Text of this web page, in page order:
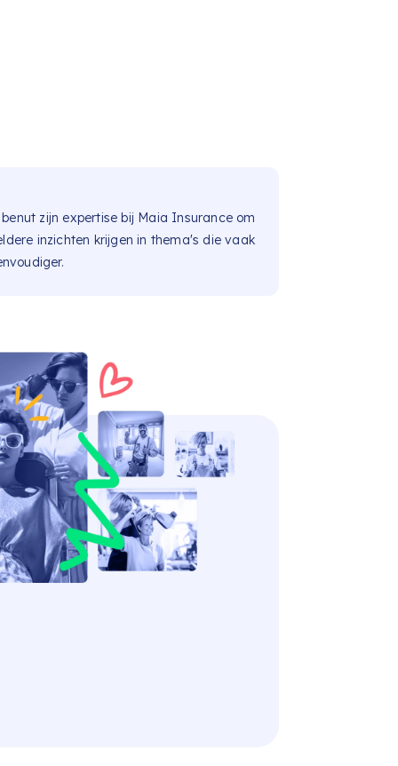
zijn expertise bij Maia Insurance om
inzichten krijgen in thema's die vaak